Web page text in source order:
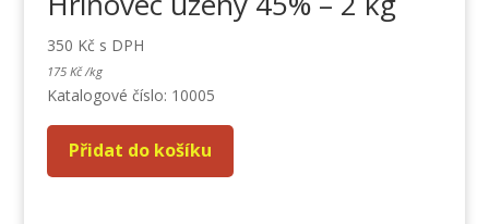
350 Kč s DPH
175 Kč /kg
Katalogové číslo: 10005
Přidat do košíku